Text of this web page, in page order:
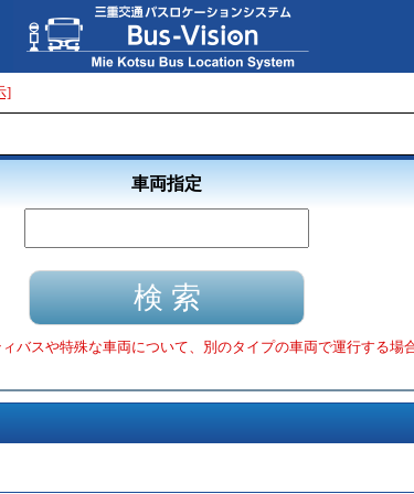
]
車両指定
バスや特殊な車両について、別のタイプの車両で運行する場